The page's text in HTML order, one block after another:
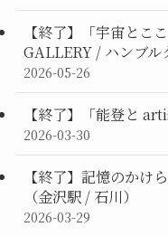
【終了】「宇宙と
GALLERY / ハンブル
2026-05-26
【終了】「能登と
2026-03-30
【終了】記憶のかけ
（金沢駅 / 石川）
2026-03-29